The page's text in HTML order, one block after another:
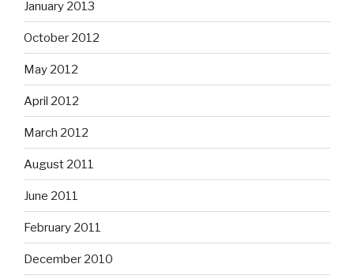
January 2013
October 2012
May 2012
April 2012
March 2012
August 2011
June 2011
February 2011
December 2010